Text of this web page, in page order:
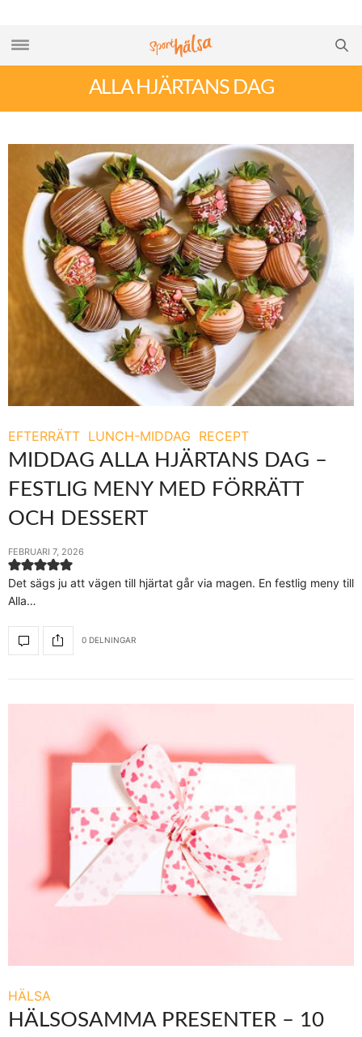
ALLA HJÄRTANS DAG
EFTERRÄTT LUNCH-MIDDAG RECEPT
MIDDAG ALLA HJÄRTANS DAG –
FESTLIG MENY MED FÖRRÄTT
OCH DESSERT
FEBRUARI 7, 2026
Det sägs ju att vägen till hjärtat går via magen. En festlig meny till
Alla…
0 DELNINGAR
HÄLSA
HÄLSOSAMMA PRESENTER – 10